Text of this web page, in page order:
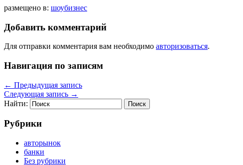
размещено в: шоубизнес
Добавить комментарий
Для отправки комментария вам необходимо авторизоваться.
Навигация по записям
← Предыдущая запись
Следующая запись →
Найти:
Рубрики
авторынок
банки
Без рубрики